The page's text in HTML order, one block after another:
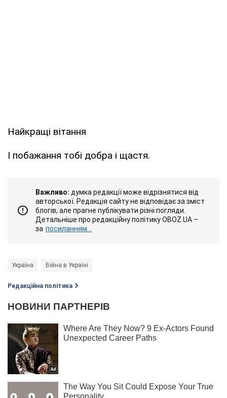
Найкращі вітання
І побажання тобі добра і щастя.
Важливо: думка редакції може відрізнятися від
авторської. Редакція сайту не відповідає за зміст
блогів, але прагне публікувати різні погляди.
Детальніше про редакційну політику OBOZ.UA –
за посиланням...
Україна Війна в Україні
Редакційна політика